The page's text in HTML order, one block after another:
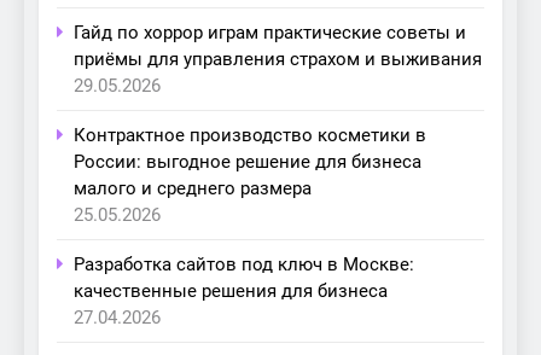
Гайд по хоррор играм практические советы и
приёмы для управления страхом и выживания
29.05.2026
Контрактное производство косметики в
России: выгодное решение для бизнеса
малого и среднего размера
25.05.2026
Разработка сайтов под ключ в Москве:
качественные решения для бизнеса
27.04.2026